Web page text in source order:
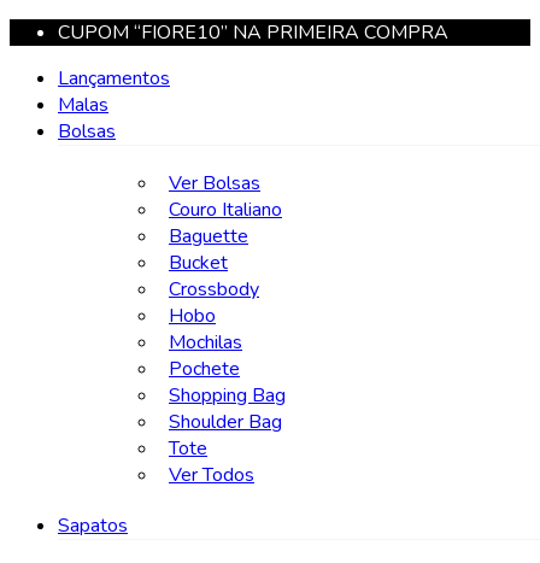
CUPOM “FIORE10” NA PRIMEIRA COMPRA
Lançamentos
Malas
Bolsas
Ver Bolsas
Couro Italiano
Baguette
Bucket
Crossbody
Hobo
Mochilas
Pochete
Shopping Bag
Shoulder Bag
Tote
Ver Todos
Sapatos